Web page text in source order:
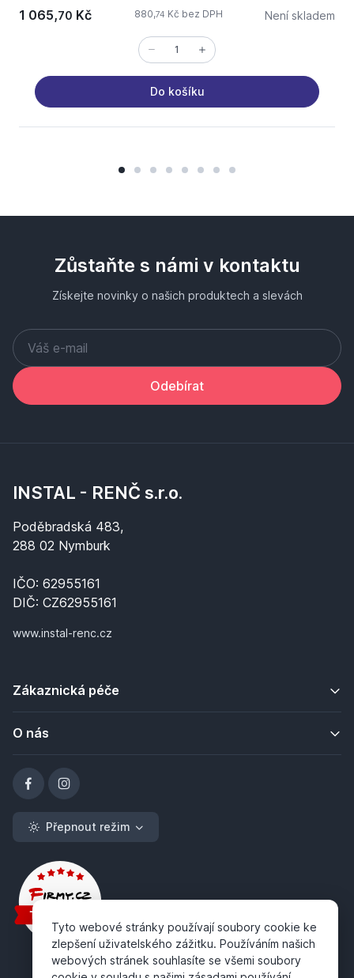
1 065,70 Kč 880,74 Kč bez DPH Není skladem
Do košíku
Zůstaňte s námi v kontaktu
Získejte novinky o našich produktech a slevách
Odebírat
INSTAL - RENČ s.r.o.
Poděbradská 483,
288 02 Nymburk
IČO: 62955161
DIČ: CZ62955161
www.instal-renc.cz
Zákaznická péče
O nás
Přepnout režim
Tyto webové stránky používají soubory cookie ke
zlepšení uživatelského zážitku. Používáním našich
webových stránek souhlasíte se všemi soubory